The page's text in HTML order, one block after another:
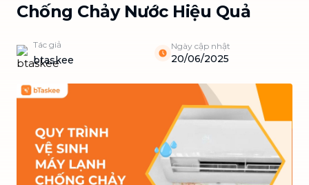
Chống Chảy Nước Hiệu Quả
Tác giả
btaskee
Ngày cập nhật
20/06/2025